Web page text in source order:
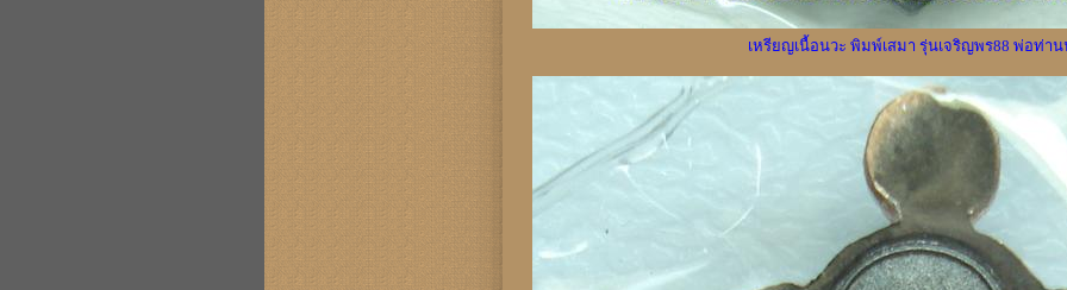
เหรียญเนื้อนวะ พิมพ์เสมา รุ่นเจริญพร88 พ่อท่า